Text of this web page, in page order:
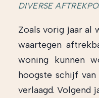
DIVERSE
Zoals vorig jaar al
waartegen
woning kunnen
hoogste schijf
verlaagd. Volgend